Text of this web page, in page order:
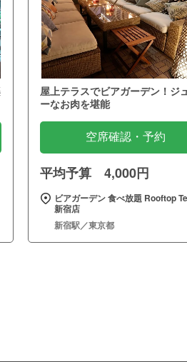
屋上テラスでビアガーデン！ジ
ーなお肉を堪能
空席確認・予約
平均予算 4,000円
ビアガーデン 食べ放題 Rooftop
新宿店
新宿駅／東京都